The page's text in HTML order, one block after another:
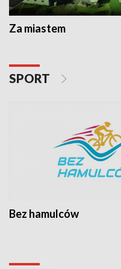
Za miastem
SPORT
Bez hamulców